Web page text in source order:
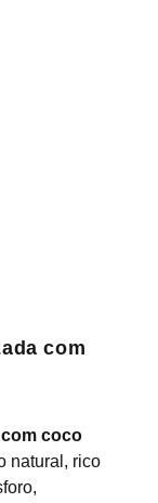
com
coco
natural, rico